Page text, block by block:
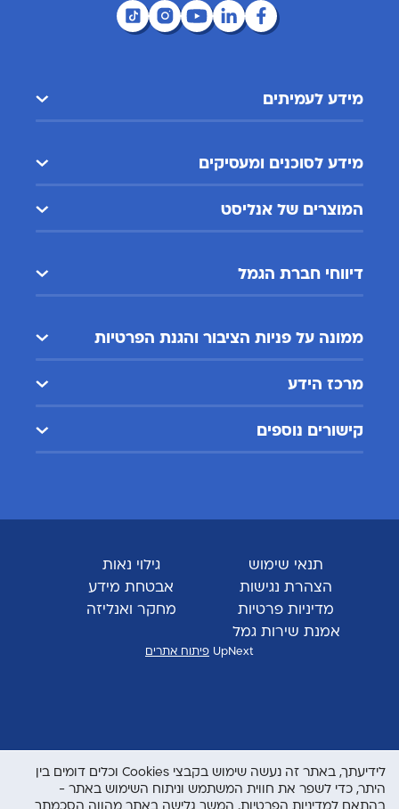
מידע לעמיתים
מידע לסוכנים ומעסיקים
המוצרים של אנליסט
דיווחי חברת הגמל
ממונה על פניות הציבור והגנת הפרטיות
מרכז הידע
קישורים נוספים
תנאי שימוש
גילוי נאות
הצהרת נגישות
אבטחת מידע
מדיניות פרטיות
מחקר ואנליזה
אמנת שירות גמל
UpNext פיתוח אתרים
לידיעתך, באתר זה נעשה שימוש בקבצי Cookies וכלים דומים בין
היתר, כדי לשפר את חווית המשתמש וניתוח השימוש באתר -